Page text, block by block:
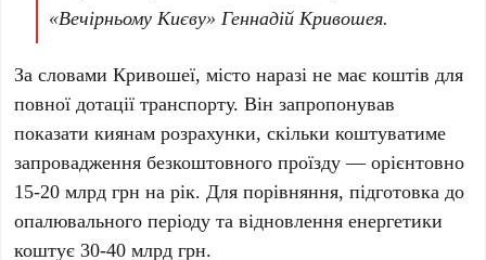
«Вечірньому Києву» Геннадій Кривошея.
За словами Кривошеї, місто наразі не має коштів для
повної дотації транспорту. Він запропонував
показати киянам розрахунки, скільки коштуватиме
запровадження безкоштовного проїзду — орієнтовно
15-20 млрд грн на рік. Для порівняння, підготовка до
опалювального періоду та відновлення енергетики
коштує30-40 млрд грн.